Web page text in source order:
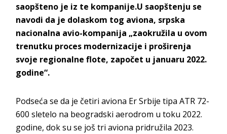
saopšteno je iz te kompanije.U saopštenju se
navodi da je dolaskom tog aviona, srpska
nacionalna avio-kompanija „zaokružila u ovom
trenutku proces modernizacije i proširenja
svoje regionalne flote, započet u januaru 2022.
godine“.
Podseća se da je četiri aviona Er Srbije tipa ATR 72-
600 sletelo na beogradski aerodrom u toku 2022.
godine, dok su se još tri aviona pridružila 2023.